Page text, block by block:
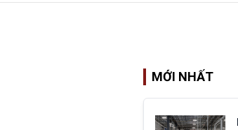
MỚI NHẤT